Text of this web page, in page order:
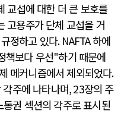
교섭에 대한 더 큰 보호를
고용주가 단체 교섭을 거
정하고 있다. NAFTA하에
책보다 우선"하기 때문에
메커니즘에서 제외되었다.
각주에 나타나며, 23장의 주
권 섹션의 각주로 표시된